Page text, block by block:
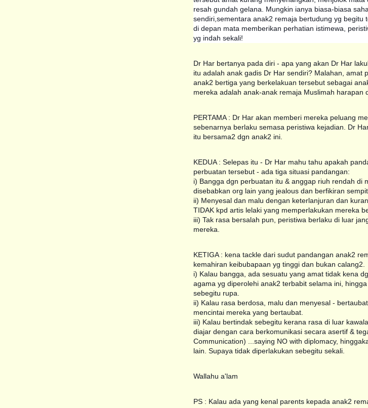
resah gundah gelana. Mungkin ianya biasa-biasa
sendiri,sementara anak2 remaja bertudung yg begitu
di depan mata memberikan perhatian istimewa,
yg indah sekali!
Dr Har bertanya pada diri - apa yang akan Dr Har
itu adalah anak gadis Dr Har sendiri? Malahan, amat
anak2 bertiga yang berkelakuan tersebut sebagai
mereka adalah anak-anak remaja Muslimah harapan
PERTAMA : Dr Har akan memberi mereka peluang
sebenarnya berlaku semasa peristiwa kejadian. Dr
itu bersama2 dgn anak2 ini.
KEDUA : Selepas itu - Dr Har mahu tahu apakah
perbuatan tersebut - ada tiga situasi pandangan:
i) Bangga dgn perbuatan itu & anggap riuh rendah di
disebabkan org lain yang jealous dan berfikiran sempit
ii) Menyesal dan malu dengan keterlanjuran dan
TIDAK kpd artis lelaki yang memperlakukan mereka
iii) Tak rasa bersalah pun, peristiwa berlaku di luar
mereka.
KETIGA : kena tackle dari sudut pandangan anak2
kemahiran keibubapaan yg tinggi dan bukan calang2.
i) Kalau bangga, ada sesuatu yang amat tidak kena
agama yg diperolehi anak2 terbabit selama ini,
sebegitu rupa.
ii) Kalau rasa berdosa, malu dan menyesal -
mencintai mereka yang bertaubat.
iii) Kalau bertindak sebegitu kerana rasa di luar
diajar dengan cara berkomunikasi secara asertif &
Communication) ...saying NO with diplomacy,
lain. Supaya tidak diperlakukan sebegitu sekali.
Wallahu a'lam
PS : Kalau ada yang kenal parents kepada anak2